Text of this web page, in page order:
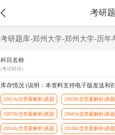
考研
考研题库-郑州大学-郑州大学-历年
科目名称
(考试科目)
库存情况 (说明：本资料支持电子版发送和
2005A(含答案解析)真题 2005B(含答案解析)真题
2007B(含答案解析)真题 2008A(含答案解析)真题
2010A(含答案解析)真题 2010B(含答案解析)真题